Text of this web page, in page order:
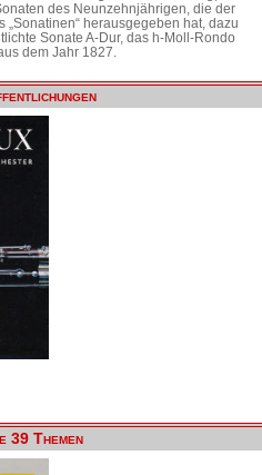
des Neunzehnjährigen, die der
herausgegeben hat, dazu
Sonate A-Dur, das h-Moll-Rondo
dem Jahr 1827.
39 Themen